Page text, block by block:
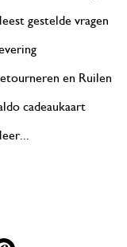
gestelde vragen
en Ruilen
cadeaukaart